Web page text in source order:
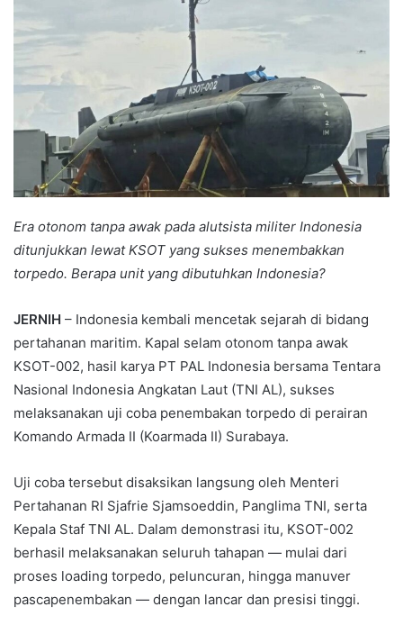
Era otonom tanpa awak pada alutsista militer Indonesia
ditunjukkan lewat KSOT yang sukses menembakkan
torpedo. Berapa unit yang dibutuhkan Indonesia?
JERNIH – Indonesia kembali mencetak sejarah di bidang
pertahanan maritim. Kapal selam otonom tanpa awak
KSOT-002, hasil karya PT PAL Indonesia bersama Tentara
Nasional Indonesia Angkatan Laut (TNI AL), sukses
melaksanakan uji coba penembakan torpedo di perairan
Komando Armada II (Koarmada II) Surabaya.
Uji coba tersebut disaksikan langsung oleh Menteri
Pertahanan RI Sjafrie Sjamsoeddin, Panglima TNI, serta
Kepala Staf TNI AL. Dalam demonstrasi itu, KSOT-002
berhasil melaksanakan seluruh tahapan — mulai dari
proses loading torpedo, peluncuran, hingga manuver
pascapenembakan — dengan lancar dan presisi tinggi.